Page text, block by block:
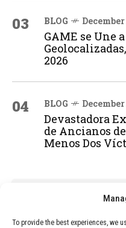
To provide the best experiences, we
03 BLOG
GAME se Une
2026
04 BLOG
Devastadora
de Ancianos
Menos Dos